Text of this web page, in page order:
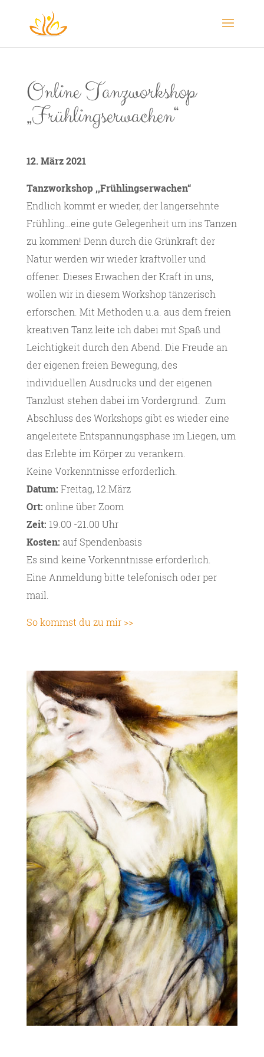
Online Tanzworkshop
„Frühlingserwachen“
12. März 2021
Tanzworkshop ,,Frühlingserwachen“
Endlich kommt er wieder, der langersehnte
Frühling…eine gute Gelegenheit um ins Tanzen
zu kommen! Denn durch die Grünkraft der
Natur werden wir wieder kraftvoller und
offener. Dieses Erwachen der Kraft in uns,
wollen wir in diesem Workshop tänzerisch
erforschen. Mit Methoden u.a. aus dem freien
kreativen Tanz leite ich dabei mit Spaß und
Leichtigkeit durch den Abend. Die Freude an
der eigenen freien Bewegung, des
individuellen Ausdrucks und der eigenen
Tanzlust stehen dabei im Vordergrund. Zum
Abschluss des Workshops gibt es wieder eine
angeleitete Entspannungsphase im Liegen, um
das Erlebte im Körper zu verankern.
Keine Vorkenntnisse erforderlich.
Datum: Freitag, 12.März
Ort: online über Zoom
Zeit: 19.00 -21.00 Uhr
Kosten: auf Spendenbasis
Es sind keine Vorkenntnisse erforderlich.
Eine Anmeldung bitte telefonisch oder per
mail.
So kommst du zu mir >>